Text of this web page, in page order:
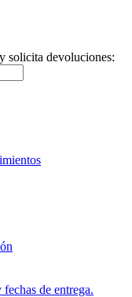
solicita devoluciones:
de entrega.